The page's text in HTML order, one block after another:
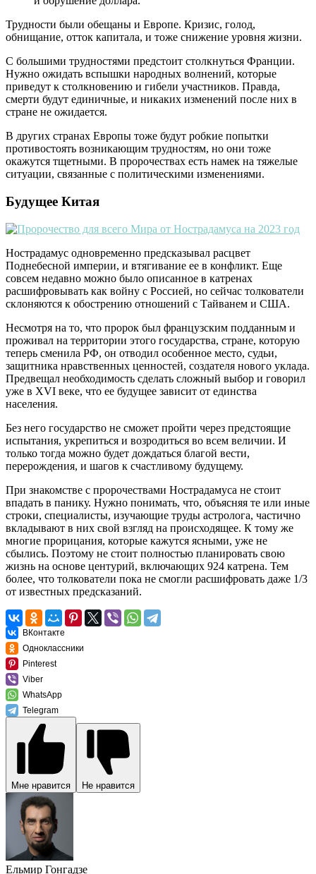
Трудности были обещаны и Европе. Кризис, голод,
обнищание, отток капитала, и тоже снижение уровня жизни.
С большими трудностями предстоит столкнуться Франции.
Нужно ожидать вспышки народных волнений, которые
приведут к столкновению и гибели участников. Правда,
смерти будут единичные, и никаких изменений после них в
стране не ожидается.
В других странах Европы тоже будут робкие попытки
противостоять возникающим трудностям, но они тоже
окажутся тщетными. В пророчествах есть намек на тяжелые
ситуации, связанные с политическими изменениями.
Будущее Китая
Нострадамус одновременно предсказывал расцвет
Поднебесной империи, и втягивание ее в конфликт. Еще
совсем недавно можно было описанное в катренах
расшифровывать как войну с Россией, но сейчас толкователи
склоняются к обострению отношений с Тайванем и США.
Несмотря на то, что пророк был французским подданным и
проживал на территории этого государства, стране, которую
теперь сменила РФ, он отводил особенное место, судьи,
защитника нравственных ценностей, создателя нового уклада.
Предвещал необходимость сделать сложный выбор и говорил
уже в XVI веке, что ее будущее зависит от единства
населения.
Без него государство не сможет пройти через предстоящие
испытания, укрепиться и возродиться во всем величии. И
только тогда можно будет дождаться благой вести,
перерождения, и шагов к счастливому будущему.
При знакомстве с пророчествами Нострадамуса не стоит
впадать в панику. Нужно понимать, что, объясняя те или иные
строки, специалисты, изучающие труды астролога, частично
вкладывают в них свой взгляд на происходящее. К тому же
многие прорицания, которые кажутся ясными, уже не
сбылись. Поэтому не стоит полностью планировать свою
жизнь на основе центурий, включающих 924 катрена. Тем
более, что толкователи пока не смогли расшифровать даже 1/3
от известных предсказаний.
ВКонтакте
Одноклассники
Pinterest
Viber
WhatsApp
Telegram
Мне нравится Не нравится
Ельмир Гонгадзе